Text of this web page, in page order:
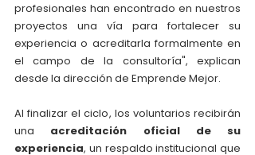
profesionales han encontrado en nuestros
proyectos una vía para fortalecer su
experiencia o acreditarla formalmente en
el campo de la consultoría", explican
desde la dirección de Emprende Mejor.
Al finalizar el ciclo, los voluntarios recibirán
una acreditación oficial de su
experiencia, un respaldo institucional que